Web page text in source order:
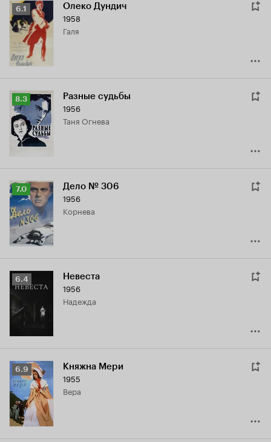
Рейтинг
Кинопоиска
6.1
6.1 Олеко Дундич
1958
Галя
Рейтинг
Кинопоиска
8.3
8.3 Разные судьбы
1956
Таня Огнева
Рейтинг
Кинопоиска
7.0
7.0 Дело № 306
1956
Корнева
Рейтинг
Кинопоиска
6.4
6.4 Невеста
1956
Надежда
Рейтинг
Кинопоиска
6.9
6.9 Княжна Мери
1955
Вера